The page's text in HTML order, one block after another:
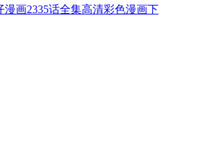
漫画2335话全集高清彩色漫画下